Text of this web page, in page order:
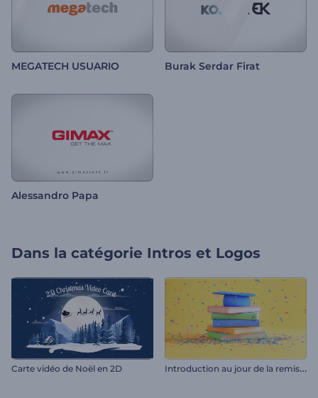
MEGATECH USUARIO Burak Serdar Firat
Alessandro Papa
Dans la catégorie Intros et Logos
Carte vidéo de Noël en 2D I
ntroduction au jour de la remise des diplômes